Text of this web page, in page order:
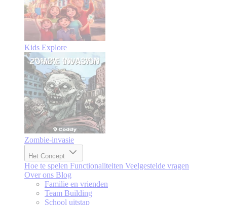
Kids Explore
Zombie-invasie
Het Concept
Hoe te spelen Functionaliteiten Veelgestelde vragen
Over ons Blog
Familie en vrienden
Team Building
School uitstap